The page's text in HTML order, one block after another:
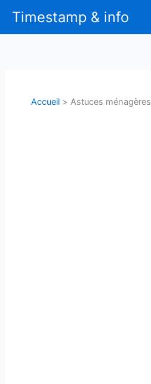
contenu
Timestamp & info
Accueil Astuces ménagères